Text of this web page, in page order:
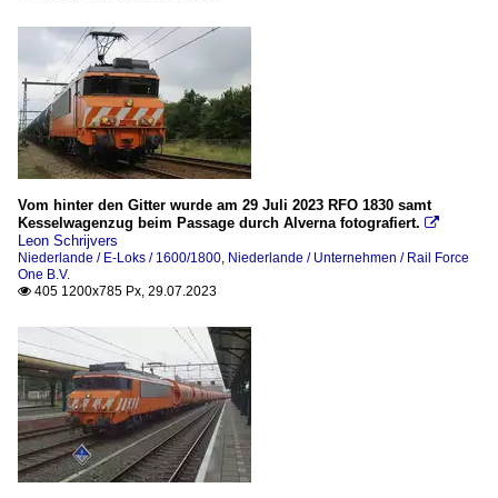
Vom hinter den Gitter wurde am 29 Juli 2023 RFO 1830 samt
Kesselwagenzug beim Passage durch Alverna fotografiert. 
Leon Schrijvers
Niederlande / E-Loks / 1600/1800, Niederlande / Unternehmen / Rail Force
One B.V.
 405 1200x785 Px, 29.07.2023